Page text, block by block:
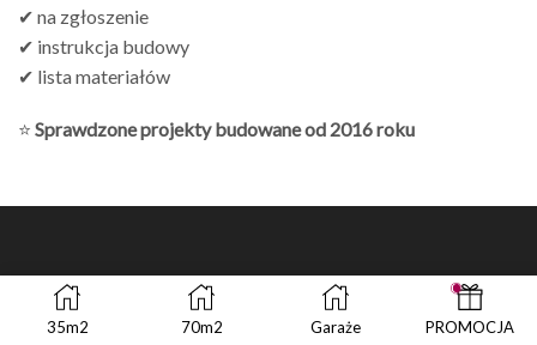
✔ na zgłoszenie
✔ instrukcja budowy
✔ lista materiałów
⭐ Sprawdzone projekty budowane od 2016 roku
35m2 70m2 Garaże PROMOCJA